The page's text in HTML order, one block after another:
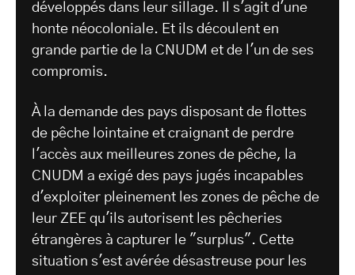
développés dans leur sillage. Il s'agit d'une
honte néocoloniale. Et ils découlent en
grande partie de la CNUDM et de l'un de ses
compromis.
À la demande des pays disposant de flottes
de pêche lointaine et craignant de perdre
l'accès aux meilleures zones de pêche, la
CNUDM a exigé des pays jugés incapables
d'exploiter pleinement les zones de pêche de
leur ZEE qu'ils autorisent les pêcheries
étrangères à capturer le "surplus". Cette
situation s'est avérée désastreuse pour les